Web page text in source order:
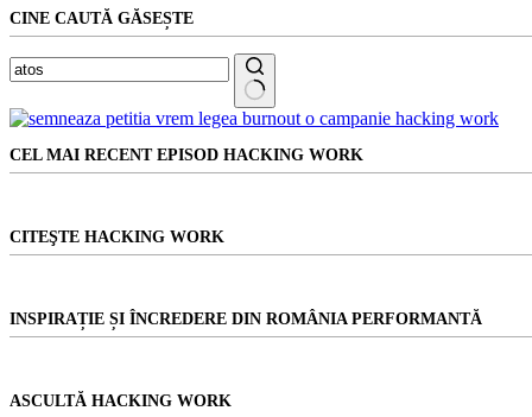
duminică
seară?
CINE CAUTĂ GĂSEȘTE
Niciun
CEL MAI RECENT EPISOD HACKING WORK
CITEŞTE HACKING WORK
INSPIRAȚIE ȘI ÎNCREDERE DIN ROMÂNIA PERFORMANTĂ
ASCULTĂ HACKING WORK